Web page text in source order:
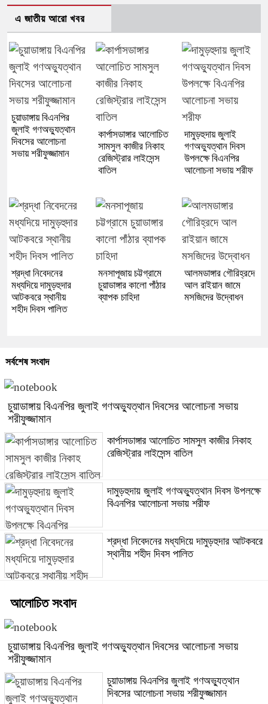
এ জাতীয় আরো খবর
চুয়াডাঙ্গায় বিএনপির
জুলাই গণঅভ্যুত্থান
দিবসের আলোচনা
সভায় শরীফুজ্জামান
কার্পাসডাঙ্গার আলোচিত
সামসুল কাজীর নিকাহ
রেজিস্ট্রার লাইসেন্স
বাতিল
দামুড়হুদায় জুলাই
গণঅভ্যুত্থান দিবস
উপলক্ষে বিএনপির
আলোচনা সভায় শরীফ
শ্রদ্ধা নিবেদনের
মধ্যদিয়ে দামুড়হুদার
আটকবরে স্থানীয়
শহীদ দিবস পালিত
মনসাপূজায় চট্টগ্রামে
চুয়াডাঙ্গার কালো পাঁঠার
ব্যাপক চাহিদা
আলমডাঙ্গার গৌরিহ্রদে
আল রাইয়ান জামে
মসজিদের উদ্বোধন
সর্বশেষ সংবাদ
চুয়াডাঙ্গায় বিএনপির জুলাই গণঅভ্যুত্থান দিবসের আলোচনা সভায়
শরীফুজ্জামান
কার্পাসডাঙ্গার আলোচিত সামসুল কাজীর নিকাহ
রেজিস্ট্রার লাইসেন্স বাতিল
দামুড়হুদায় জুলাই গণঅভ্যুত্থান দিবস উপলক্ষে
বিএনপির আলোচনা সভায় শরীফ
শ্রদ্ধা নিবেদনের মধ্যদিয়ে দামুড়হুদার আটকবরে
স্থানীয় শহীদ দিবস পালিত
আলোচিত সংবাদ
চুয়াডাঙ্গায় বিএনপির জুলাই গণঅভ্যুত্থান দিবসের আলোচনা সভায়
শরীফুজ্জামান
চুয়াডাঙ্গায় বিএনপির জুলাই গণঅভ্যুত্থান
দিবসের আলোচনা সভায় শরীফুজ্জামান